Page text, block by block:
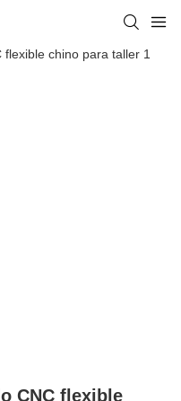
CNC flexible